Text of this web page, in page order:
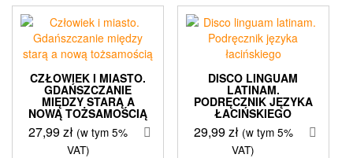
CZŁOWIEK I MIASTO.
GDAŃSZCZANIE
MIĘDZY STARĄ A
NOWĄ TOŻSAMOŚCIĄ
27,99zł (w tym 5%
VAT)
DISCO LINGUAM
LATINAM.
PODRĘCZNIK JĘZYKA
ŁACIŃSKIEGO
29,99zł (w tym 5%
VAT)